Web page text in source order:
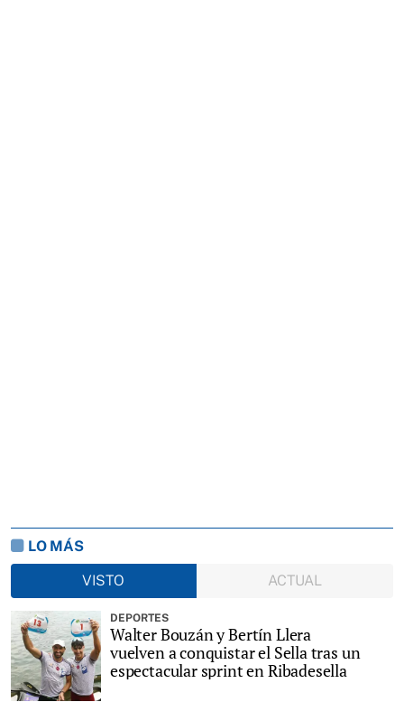
LO MÁS
VISTO
ACTUAL
DEPORTES
Walter Bouzán y Bertín Llera
vuelven a conquistar el Sella tras un
espectacular sprint en Ribadesella